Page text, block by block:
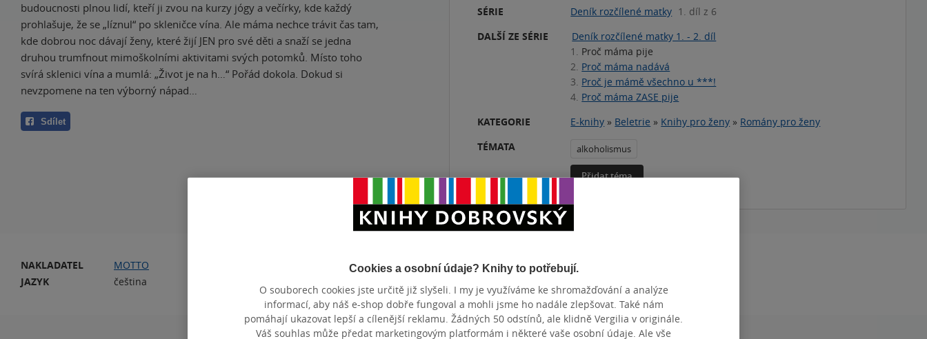
budoucnosti plnou lidí, kteří ji zvou na kurzy jógy a večírky, kde každý
prohlašuje, že se „líznul“ po skleničce vína. Ale máma nechce trávit čas tam,
kde dobrou noc dávají ženy, které žijí JEN pro své děti a snaží se jedna
druhou trumfnout mimoškolními aktivitami svých potomků. Místo toho
svírá sklenici vína a mumlá: „Život je na h…“ Pořád dokola. Dokud si
nevzpomene na ten výborný nápad…
Sdílet
SÉRIE Deník rozčílené matky 1. díl z 6
DALŠÍ ZE SÉRIE
Deník rozčílené matky 1. - 2. díl
1. Proč máma pije
2. Proč máma nadává
3. Proč je mámě všechno u ***!
4. Proč máma ZASE pije
KATEGORIE
E-knihy » Beletrie » Knihy pro ženy » Romány pro ženy
TÉMATA
alkoholismus
Přidat téma
NAKLADATEL
MOTTO
JAZYK
čeština
POČET STRAN 376 DATUM VYDÁNÍ
Cookies a osobní údaje? Knihy to potřebují.
O souborech cookies jste určitě již slyšeli. I my je využíváme ke shromažďování a analýze
informací, aby náš e-shop dobře fungoval a mohli jsme ho nadále zlepšovat. Také nám
pomáhají ukazovat lepší a cílenější reklamu. Žádných 50 odstínů, ale klidně Vergilia v originále.
Váš souhlas může předat marketingovým platformám i některé vaše osobní údaje. Ale vše